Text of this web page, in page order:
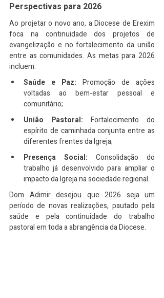
Perspectivas para 2026
Ao projetar o novo ano, a Diocese de Erexim
foca na continuidade dos projetos de
evangelização e no fortalecimento da união
entre as comunidades. As metas para 2026
incluem:
Saúde e Paz: Promoção de ações
voltadas ao bem-estar pessoal e
comunitário;
União Pastoral: Fortalecimento do
espírito de caminhada conjunta entre as
diferentes frentes da Igreja;
Presença Social: Consolidação do
trabalho já desenvolvido para ampliar o
impacto da Igreja na sociedade regional.
Dom Adimir desejou que 2026 seja um
período de novas realizações, pautado pela
saúde e pela continuidade do trabalho
pastoral em toda a abrangência da Diocese.